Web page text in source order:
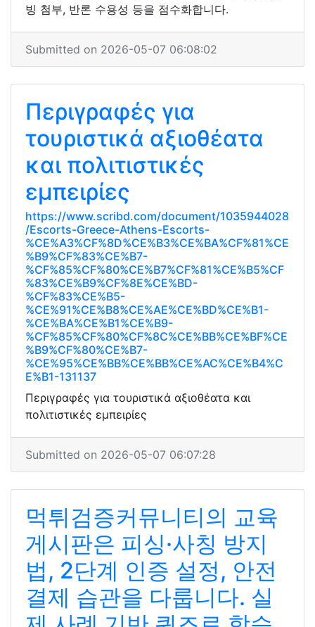
빙 첨부, 반론 수용성 등을 점수화합니다.
Submitted on 2026-05-07 06:08:02
Περιγραφές για
τουριστικά αξιοθέατα
και πολιτιστικές
εμπειρίες
https://www.scribd.com/document/1035944028
/Escorts-Greece-Athens-Escorts-
%CE%A3%CF%8D%CE%B3%CE%BA%CF%81%CE
%B9%CF%83%CE%B7-
%CF%85%CF%80%CE%B7%CF%81%CE%B5%CF
%83%CE%B9%CF%8E%CE%BD-
%CF%83%CE%B5-
%CE%91%CE%B8%CE%AE%CE%BD%CE%B1-
%CE%BA%CE%B1%CE%B9-
%CF%85%CF%80%CF%8C%CE%BB%CE%BF%CE
%B9%CF%80%CE%B7-
%CE%95%CE%BB%CE%BB%CE%AC%CE%B4%C
E%B1-131137
Περιγραφές για τουριστικά αξιοθέατα και
πολιτιστικές εμπειρίες
Submitted on 2026-05-07 06:07:28
먹튀검증커뮤니티의 교육
게시판은 피싱·사칭 방지
법, 2단계 인증 설정, 안전
결제 습관을 다룹니다. 실